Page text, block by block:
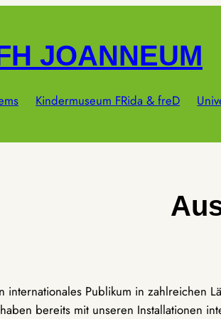
JOANNEUM
Kindermuseum FRida & freD
internationales Publikum in zahlreichen
bereits mit unseren Installationen